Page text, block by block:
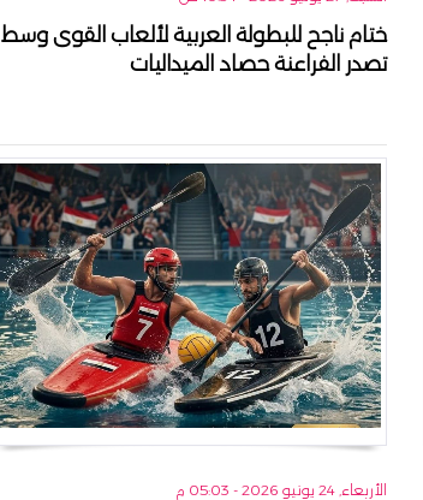
ختام ناجح للبطولة العربية لألعاب القوى وسط
تصدر الفراعنة حصاد الميداليات
الأربعاء, 24 يونيو 2026 - 05:03 م